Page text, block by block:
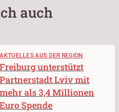
auch
AKTUELLES AUS DER REGION
Freiburg unterstützt
Partnerstadt Lviv mit
mehr als 3,4 Millionen
Euro Spende